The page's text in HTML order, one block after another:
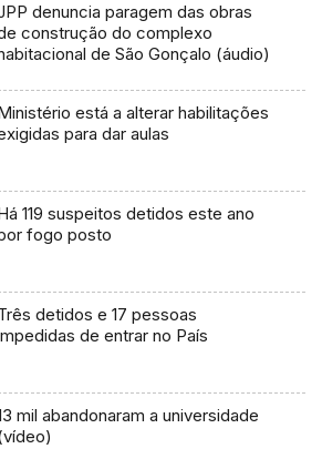
denuncia paragem das obras
construção do complexo
de São Gonçalo (áudio)
está a alterar habilitações
para dar aulas
119 suspeitos detidos este ano
fogo posto
detidos e 17 pessoas
de entrar no País
mil abandonaram a universidade